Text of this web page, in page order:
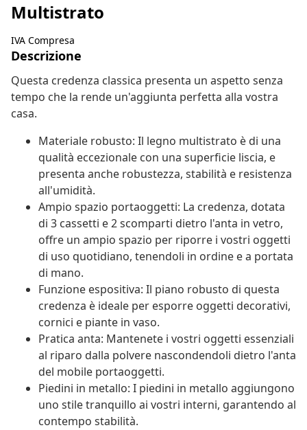
Multistrato
IVA Compresa
Descrizione
Questa credenza classica presenta un aspetto senza
tempo che la rende un'aggiunta perfetta alla vostra
casa.
Materiale robusto: Il legno multistrato è di una
qualità eccezionale con una superficie liscia, e
presenta anche robustezza, stabilità e resistenza
all'umidità.
Ampio spazio portaoggetti: La credenza, dotata
di 3 cassetti e 2 scomparti dietro l'anta in vetro,
offre un ampio spazio per riporre i vostri oggetti
di uso quotidiano, tenendoli in ordine e a portata
di mano.
Funzione espositiva: Il piano robusto di questa
credenza è ideale per esporre oggetti decorativi,
cornici e piante in vaso.
Pratica anta: Mantenete i vostri oggetti essenziali
al riparo dalla polvere nascondendoli dietro l'anta
del mobile portaoggetti.
Piedini in metallo: I piedini in metallo aggiungono
uno stile tranquillo ai vostri interni, garantendo al
contempo stabilità.